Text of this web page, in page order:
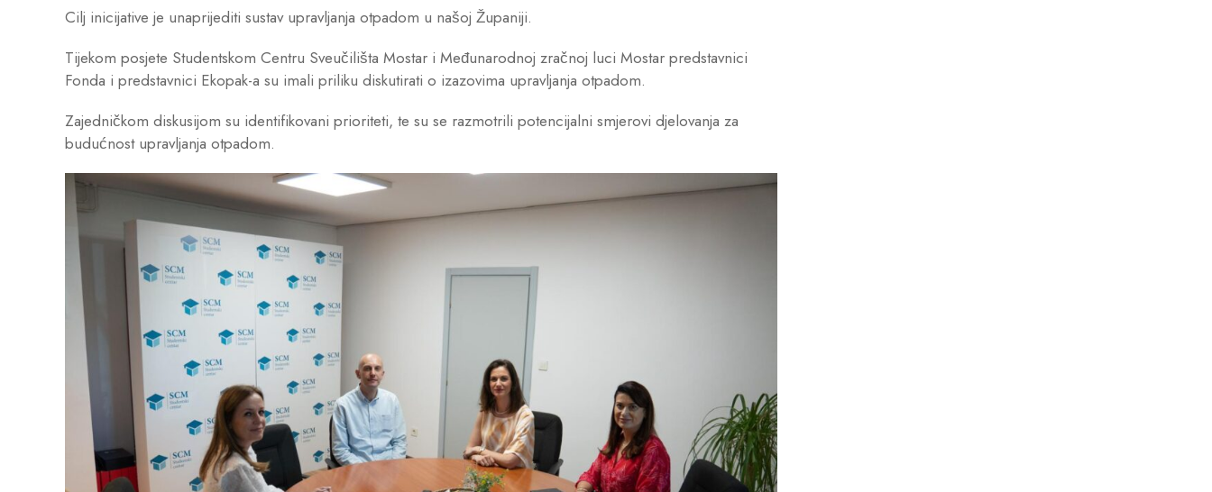
Cilj inicijative je unaprijediti sustav upravljanja otpadom u našoj Županiji.
Tijekom posjete Studentskom Centru Sveučilišta Mostar i Međunarodnoj zračnoj luci Mostar predstavnici
Fonda i predstavnici Ekopak-a su imali priliku diskutirati o izazovima upravljanja otpadom.
Zajedničkom diskusijom su identifikovani prioriteti, te su se razmotrili potencijalni smjerovi djelovanja za
budućnost upravljanja otpadom.